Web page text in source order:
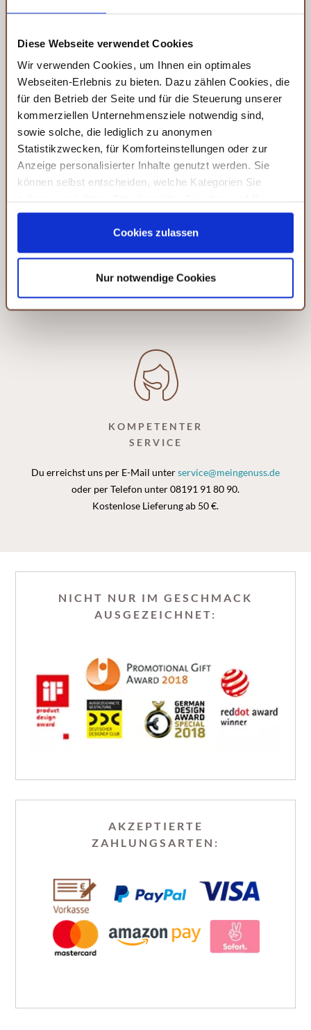
Diese Webseite verwendet Cookies
Wir verwenden Cookies, um Ihnen ein optimales
Webseiten-Erlebnis zu bieten. Dazu zählen Cookies, die
für den Betrieb der Seite und für die Steuerung unserer
kommerziellen Unternehmensziele notwendig sind,
sowie solche, die lediglich zu anonymen
Statistikzwecken, für Komforteinstellungen oder zur
Anzeige personalisierter Inhalte genutzt werden. Sie
können selbst entscheiden, welche Kategorien Sie
Ihrer Einstellungen womöglich nicht mehr alle
Serviceleistungen auf der Seite zur Verfügung stehen.
Sie können Ihre Einwilligung selbstverständlich jederzeit
und diese abändern. Die Rechtmäßigkeit der aufgrund
der Einwilligung bis zum Widerruf erfolgten Verarbeitung
Cookies zulassen
Nur notwendige Cookies
Zu unseren Gewürzen haben wir eigene Rezepte entwickelt,
die Spaß machen: vom neu interpretierten Klassiker bis zur
innovativen Geschmackskreation.
BESTE
Die Qualität unserer Produkte wird mehrfach geprüft.
KOMPETENTER
SERVICE
Du erreichst uns per E-Mail unterservice@meingenuss.de
oder per Telefon unter 08191 91 80 90.
Kostenlose Lieferung ab 50 €.
NICHT NUR IM GESCHMACK
AUSGEZEICHNET:
AKZEPTIERTE
ZAHLUNGSARTEN: